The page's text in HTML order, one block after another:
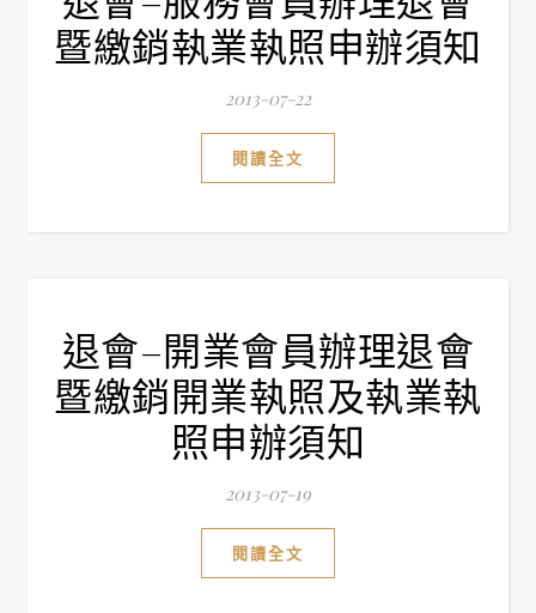
暨繳銷執業執照申辦須知
2013-07-22
閱讀全文
退會–開業會員辦理退會
暨繳銷開業執照及執業執
照申辦須知
2013-07-19
閱讀全文